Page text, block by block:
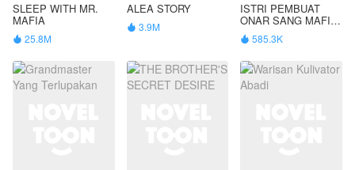
SLEEP WITH MR.
MAFIA
 25.8M
ALEA STORY
 3.9M
ISTRI PEMBUAT
ONAR SANG MAFIA
KEJAM
 585.3K